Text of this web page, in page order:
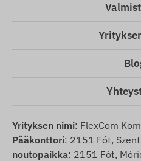
Yrityksen nimi: FlexCom
Pääkonttori: 2151 Fót,
noutopaikka: 2151 Fót,